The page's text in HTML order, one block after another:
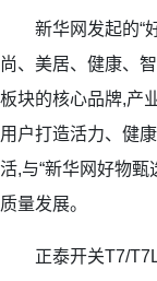
新华网发起的“好
尚、美居、健康、
板块的核心品牌,产
用户打造活力、健
活,与“新华网好物
质量发展。
正泰开关T7/T7L/